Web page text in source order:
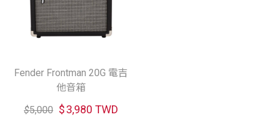
Fender Frontman 20G 電吉
他音箱
$5,000 $3,980 TWD